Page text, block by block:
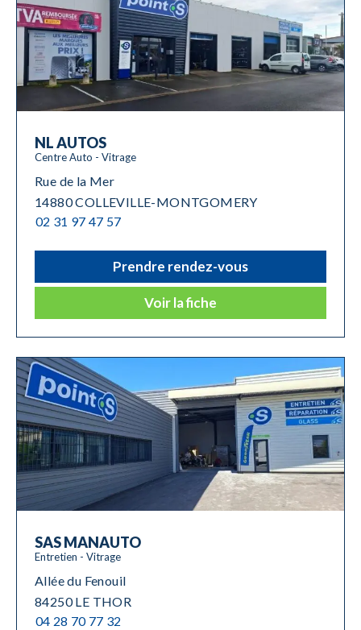
NL AUTOS
Centre Auto - Vitrage
Rue de la Mer
14880 COLLEVILLE-MONTGOMERY
02 31 97 47 57
Prendre rendez-vous
Voir la fiche
SAS MANAUTO
Entretien - Vitrage
Allée du Fenouil
84250 LE THOR
04 28 70 77 32